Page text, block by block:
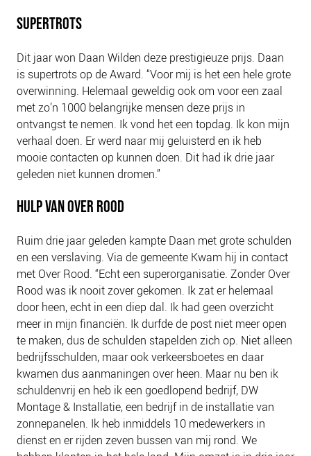
SUPERTROTS
Dit jaar won Daan Wilden deze prestigieuze prijs. Daan
is supertrots op de Award. “Voor mij is het een hele grote
overwinning. Helemaal geweldig ook om voor een zaal
met zo’n 1000 belangrijke mensen deze prijs in
ontvangst te nemen. Ik vond het een topdag. Ik kon mijn
verhaal doen. Er werd naar mij geluisterd en ik heb
mooie contacten op kunnen doen. Dit had ik drie jaar
geleden niet kunnen dromen.”
HULP VAN OVER ROOD
Ruim drie jaar geleden kampte Daan met grote schulden
en een verslaving. Via de gemeente Kwam hij in contact
met Over Rood. “Echt een superorganisatie. Zonder Over
Rood was ik nooit zover gekomen. Ik zat er helemaal
door heen, echt in een diep dal. Ik had geen overzicht
meer in mijn financiën. Ik durfde de post niet meer open
te maken, dus de schulden stapelden zich op. Niet alleen
bedrijfsschulden, maar ook verkeersboetes en daar
kwamen dus aanmaningen over heen. Maar nu ben ik
schuldenvrij en heb ik een goedlopend bedrijf, DW
Montage & Installatie, een bedrijf in de installatie van
zonnepanelen. Ik heb inmiddels 10 medewerkers in
dienst en er rijden zeven bussen van mij rond. We